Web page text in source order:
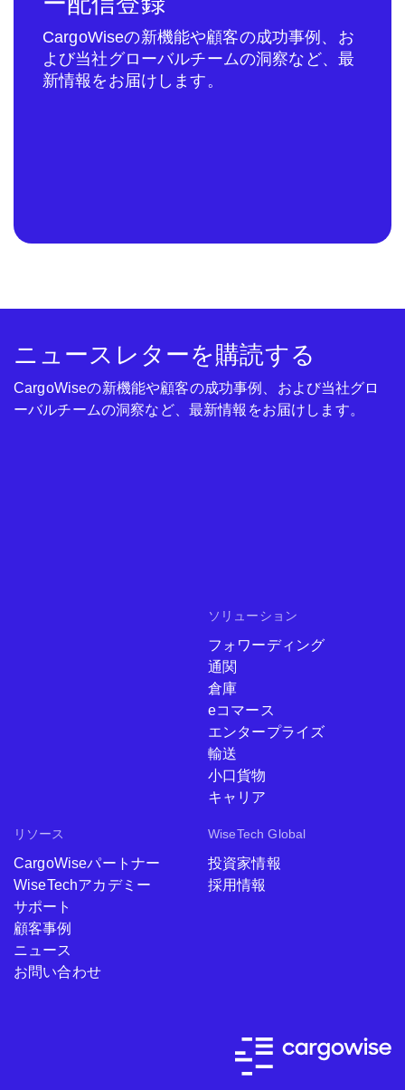
CargoWiseの新機能や顧客の成功事例、お
よび当社グローバルチームの洞察など、最
新情報をお届けします。
ソリューション
フォワーディング
通関
倉庫
eコマース
エンタープライズ
輸送
小口貨物
キャリア
リソース
CargoWiseパートナー
WiseTechアカデミー
サポート
顧客事例
ニュース
お問い合わせ
WiseTech Global
投資家情報
採用情報
ニュースレターを購読する
CargoWiseの新機能や顧客の成功事例、および当社グロ
ーバルチームの洞察など、最新情報をお届けします。